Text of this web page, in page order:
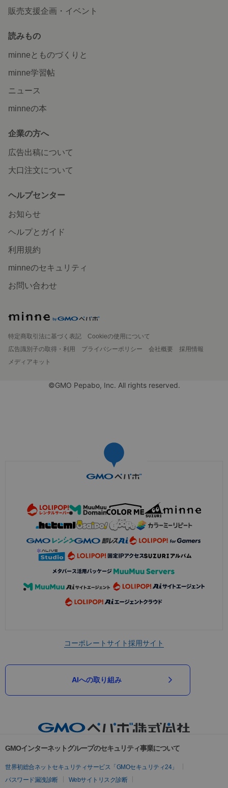
販売支援企画・イベント
読みもの
minneとものづくりと
minne学習帖
ニュース
minneの本
企業の方へ
広告出稿について
大口注文について
ヘルプセンター
お知らせ
ヘルプとガイド
利用規約
minneのセキュリティ
お問い合わせ
特定商取引法に基づく表記
Cookieの使用について
広告識別子の取得・利用
プライバシーポリシー 会社概要
採用情報
メディアキット
©GMO Pepabo, Inc. All rights reserved.
コーポレートサイト採用サイト
AIへの取り組み
GMOインターネットグループのセキュリティ事業について
世界初総合ネットセキュリティサービス「GMOセキュリティ24」
パスワード漏洩診断
Webサイトリスク診断